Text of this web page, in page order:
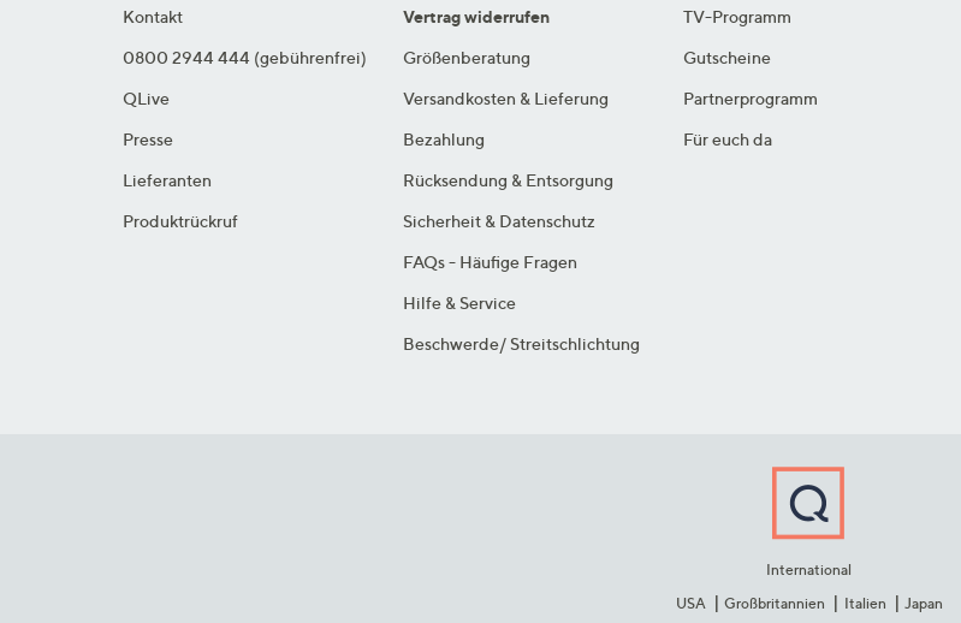
Kontakt
0800 2944 444 (gebührenfrei)
QLive
Presse
Lieferanten
Produktrückruf
Vertrag widerrufen
Größenberatung
Versandkosten & Lieferung
Bezahlung
Rücksendung & Entsorgung
Sicherheit & Datenschutz
FAQs - Häufige Fragen
Hilfe & Service
Beschwerde/ Streitschlichtung
TV-Programm
Gutscheine
Partnerprogramm
Für euch da
International
USA
Großbritannien Italien Japan